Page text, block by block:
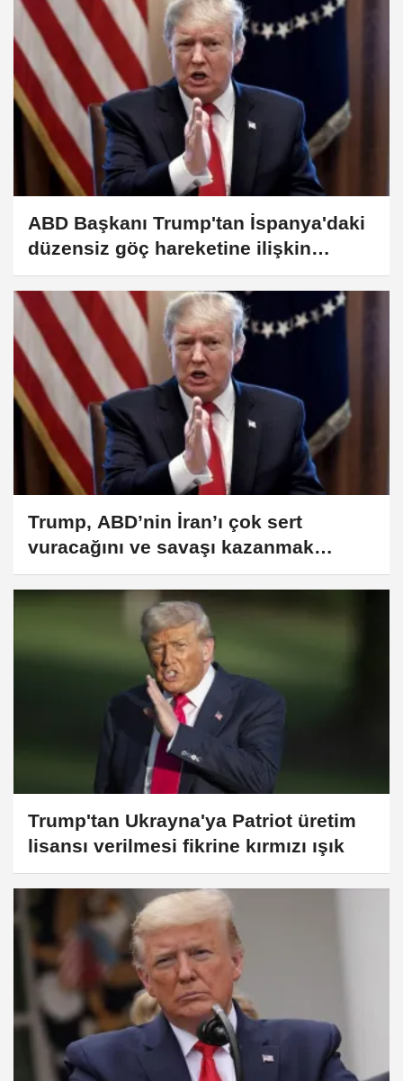
ABD Başkanı Trump'tan İspanya'daki
düzensiz göç hareketine ilişkin
değerlendirme:
Trump, ABD’nin İran’ı çok sert
vuracağını ve savaşı kazanmak
istediğini belirtti
Trump'tan Ukrayna'ya Patriot üretim
lisansı verilmesi fikrine kırmızı ışık